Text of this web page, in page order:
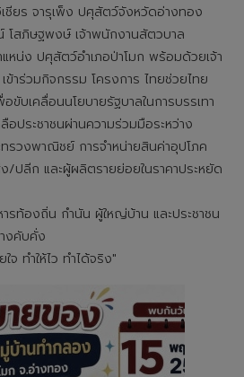
ชียร จารุเพ็ง ปศุสัตว์จังหวัดอ่างทอง
สภิษฐพงษ์ เจ้าพนักงานสัตวบาล
หน่ง ปศุสัตว์อำเภอป่าโมก พร้อมด้วยเจ้า
ข้าร่วมกิจกรรม โครงการ ไทยช่วยไทย
บเคลื่อนนโยบายรัฐบาลในการบรรเทา
อประชาชนผ่านความร่วมมือระหว่าง
ทรวงพาณิชย์ การจำหน่ายสินค่าอุปโภค
/ปลีก และผู้ผลิตรายย่อยในราคาประหยัด
รท้องถิ่น กำนัน ผู้ใหญ่บ้าน และประชาชน
งคับคั่ง
ทำให้ไว ทำได้จริง"